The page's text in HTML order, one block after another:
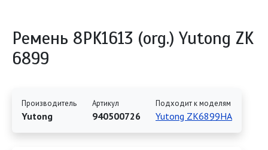
Ремень 8PK1613 (org.) Yutong ZK
6899
Производитель
Yutong
Артикул
940500726
Подходит к моделям
Yutong ZK6899HA